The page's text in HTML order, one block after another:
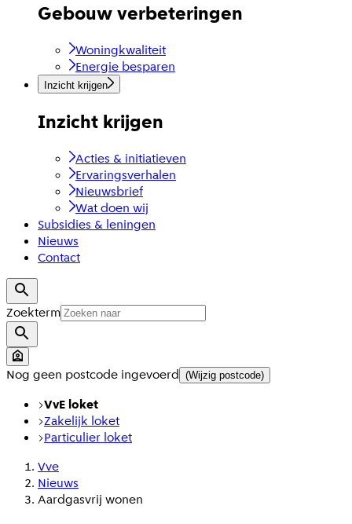
Gebouw verbeteringen
Woningkwaliteit
Energie besparen
Inzicht krijgen
Inzicht krijgen
Acties & initiatieven
Ervaringsverhalen
Nieuwsbrief
Wat doen wij
Subsidies & leningen
Nieuws
Contact
Zoekterm
Nog geen postcode ingevoerd (Wijzig postcode)
VvE loket
Zakelijk loket
Particulier loket
Vve
Nieuws
Aardgasvrij wonen